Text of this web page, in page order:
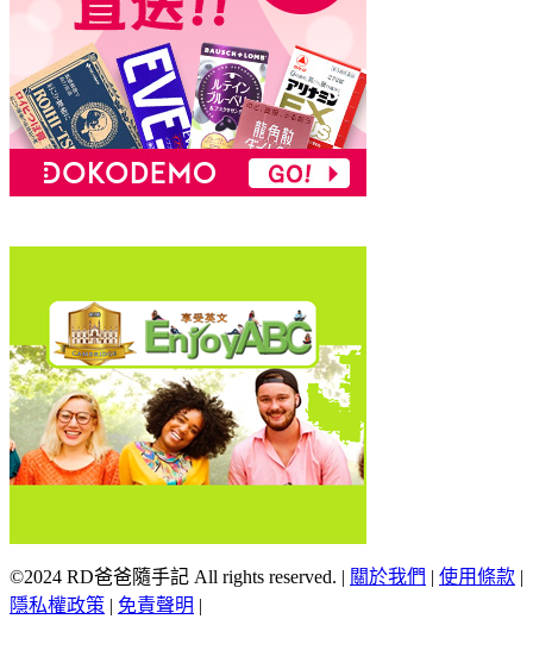
©2024 RD爸爸隨手記 All rights reserved. | 關於我們 | 使用條款 |
隱私權政策 | 免責聲明 |